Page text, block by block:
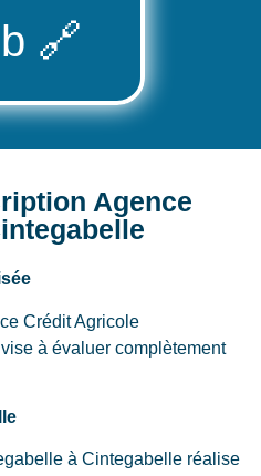
🔗
Agence
Crédit Agricole
vise à évaluer complètement
à Cintegabelle réalise